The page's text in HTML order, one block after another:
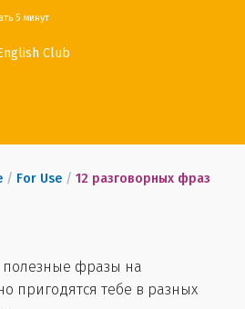
5 минут
Club
/ For Use / 12 разговорных фраз
полезные фразы на
пригодятся тебе в разных